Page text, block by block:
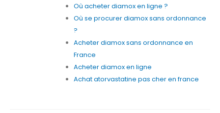
Où acheter diamox en ligne ?
Où se procurer diamox sans ordonnance
?
Acheter diamox sans ordonnance en
France
Acheter diamox en ligne
Achat atorvastatine pas cher en france